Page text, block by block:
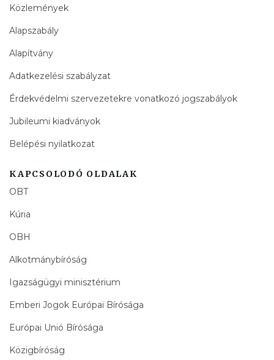
Közlemények
Alapszabály
Alapítvány
Adatkezelési szabályzat
Érdekvédelmi szervezetekre vonatkozó jogszabályok
Jubileumi kiadványok
Belépési nyilatkozat
KAPCSOLODÓ OLDALAK
OBT
Kúria
OBH
Alkotmánybíróság
Igazságügyi minisztérium
Emberi Jogok Európai Bírósága
Európai Unió Bírósága
Közigbíróság